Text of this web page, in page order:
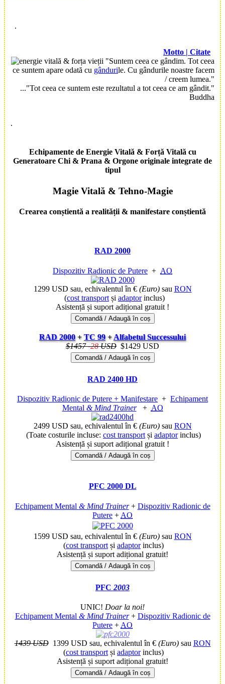
.
Motto | Citate
"Suntem ceea ce gândim. Tot ceea
ce suntem apare odată cu gândurile. Cu gândurile noastre facem
/ creem lumea."
..."Tot ceea ce suntem este rezultatul a tot ceea ce am gândit."
Buddha
.
Echipamente de Energie Vitală & Forță Vitală cu
Generatoare Chi & Prana & Orgone originale integrate de
tipul
Magie Vitală & Tehno-Magie
Crearea conștientă a realității & manifestare conștientă
RAD 2000
Dispozitiv Radionic de Putere + AO
1299 USD sau, echivalentul în € (Euro)sau RON
(cost transport și adaptorinclus)
Asistență și suport adițional gratuit !
Comandă / Adaugă în coș
RAD 2000+ TC 99+ Alfabetul Successului
$1457-28USD $1429 USD
Comandă / Adaugă în coș
RAD 2400 HD
Dispozitiv Radionic de Putere + Manifestare + Echipament
Mental & Mind Trainer+ AO
2499 USD sau, echivalentul în € (Euro)sau RON
(Toate costurile incluse: cost transport și adaptorinclus)
Asistență și suport adițional gratuit !
Comandă / Adaugă în coș
PFC 2000 DL
Echipament Mental & Mind Trainer+ Dispozitiv Radionic de
Putere + AO
1599 USD sau, echivalentul în € (Euro)sau RON
(cost transport și adaptorinclus)
Asistență și suport adițional gratuit!
Comandă / Adaugă în coș
PFC 2003
UNIC! Doar la noi!
Echipament Mental & Mind Trainer+ Dispozitiv Radionic de
Putere + AO
1439 USD1399 USD sau, echivalentul în € (Euro)sau RON
(cost transport și adaptorinclus)
Asistență și suport adițional gratuit!
Comandă / Adaugă în coș